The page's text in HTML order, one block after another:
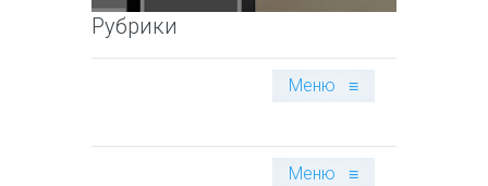
Рубрики
Меню ≡
Меню ≡